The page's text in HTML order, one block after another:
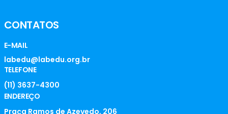
CONTATOS
E-MAIL
labedu@labedu.org.br
TELEFONE
(11) 3637-4300
ENDEREÇO
Praça Ramos de Azevedo, 206